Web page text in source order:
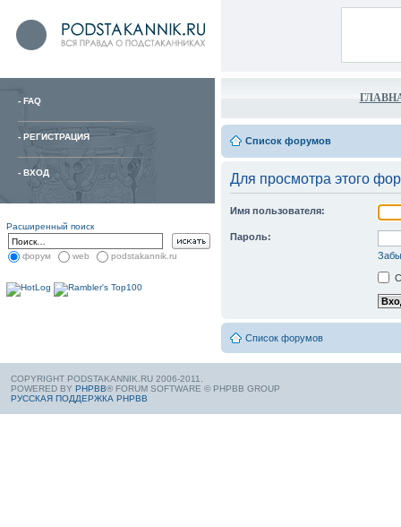
- FAQ
- РЕГИСТРАЦИЯ
- ВХОД
Расширенный поиск
форум web podstakannik.ru
Список форумов
Для просмотра этого
Имя пользователя:
Пароль:
Список форумов
COPYRIGHT PODSTAKANNIK.RU 2006-2011.
POWERED BY PHPBB® FORUM SOFTWARE © PHPBB GROUP
РУССКАЯ ПОДДЕРЖКА PHPBB